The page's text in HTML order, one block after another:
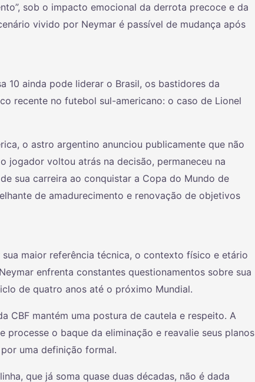
sob o impacto emocional da derrota precoce e da
vivido por Neymar é passível de mudança após
10 ainda pode liderar o Brasil, os bastidores da
recente no futebol sul-americano: o caso de Lionel
o astro argentino anunciou publicamente que não
jogador voltou atrás na decisão, permaneceu na
sua carreira ao conquistar a Copa do Mundo de
de amadurecimento e renovação de objetivos
maior referência técnica, o contexto físico e etário
enfrenta constantes questionamentos sobre sua
de quatro anos até o próximo Mundial.
CBF mantém uma postura de cautela e respeito. A
o baque da eliminação e reavalie seus planos
uma definição formal.
que já soma quase duas décadas, não é dada